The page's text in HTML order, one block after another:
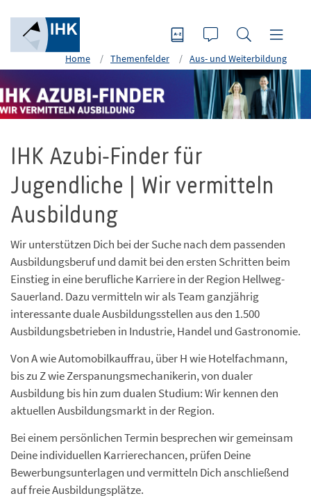
Home Themenfelder Aus- und Weiterbildung
IHK Azubi-Finder für
Jugendliche | Wir vermitteln
Ausbildung
Wir unterstützen Dich bei der Suche nach dem passenden
Ausbildungsberuf und damit bei den ersten Schritten beim
Einstieg in eine berufliche Karriere in der Region Hellweg-
Sauerland. Dazu vermitteln wir als Team ganzjährig
interessante duale Ausbildungsstellen aus den 1.500
Ausbildungsbetrieben in Industrie, Handel und Gastronomie.
Von A wie Automobilkauffrau, über H wie Hotelfachmann,
bis zu Z wie Zerspanungsmechanikerin, von dualer
Ausbildung bis hin zum dualen Studium: Wir kennen den
aktuellen Ausbildungsmarkt in der Region.
Bei einem persönlichen Termin besprechen wir gemeinsam
Deine individuellen Karrierechancen, prüfen Deine
Bewerbungsunterlagen und vermitteln Dich anschließend
auf freie Ausbildungsplätze.